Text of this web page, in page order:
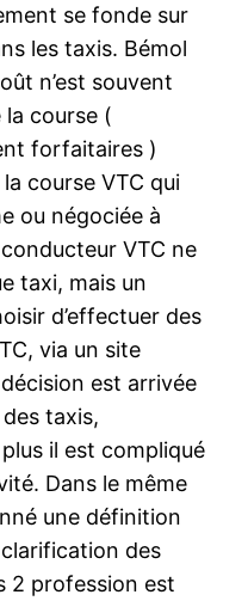
se fonde sur
les taxis. Bémol
n’est souvent
course (
forfaitaires )
course VTC qui
ou négociée à
conducteur VTC ne
taxi, mais un
d’effectuer des
via un site
est arrivée
taxis,
il est compliqué
Dans le même
une définition
des
2 profession est